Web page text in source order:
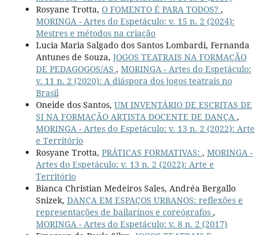
Rosyane Trotta, O FOMENTO É PARA TODOS? ,
MORINGA - Artes do Espetáculo: v. 15 n. 2 (2024):
Mestres e métodos na criação
Lucia Maria Salgado dos Santos Lombardi, Fernanda
Antunes de Souza, JOGOS TEATRAIS NA FORMAÇÃO
DE PEDAGOGOS/AS , MORINGA - Artes do Espetáculo:
v. 11 n. 2 (2020): A diáspora dos jogos teatrais no
Brasil
Oneide dos Santos, UM INVENTÁRIO DE ESCRITAS DE
SI NA FORMAÇÃO ARTISTA DOCENTE DE DANÇA ,
MORINGA - Artes do Espetáculo: v. 13 n. 2 (2022): Arte
e Território
Rosyane Trotta, PRÁTICAS FORMATIVAS: , MORINGA -
Artes do Espetáculo: v. 13 n. 2 (2022): Arte e
Território
Bianca Christian Medeiros Sales, Andréa Bergallo
Snizek, DANÇA EM ESPAÇOS URBANOS: reflexões e
representações de bailarinos e coreógrafos ,
MORINGA - Artes do Espetáculo: v. 8 n. 2 (2017)